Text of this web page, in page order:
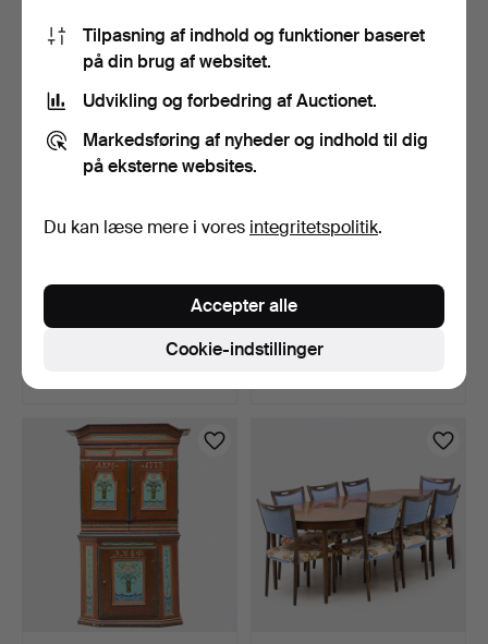
TRÆHESTE. 2 stk.,
Uppland, første halvdel …
3 dage
BOCKBORD, fyr, 1800-
tallet.
6 dage
16 bud
Tilpasning af indhold og funktioner baseret
på din brug af websitet.
Udvikling og forbedring af Auctionet.
Markedsføring af nyheder og indhold til dig
på eksterne websites.
Du kan læse mere i vores integritetspolitik.
Cookie-indstillinger
Accepter alle